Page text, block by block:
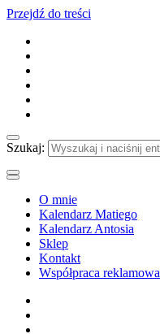
Przejdź do treści
Szukaj:
O mnie
Kalendarz Matiego
Kalendarz Antosia
Sklep
Kontakt
Współpraca reklamowa